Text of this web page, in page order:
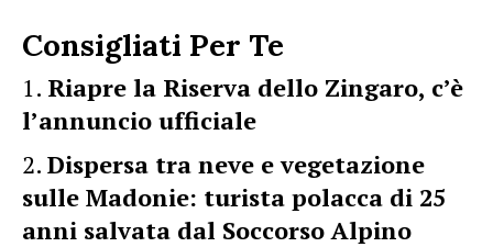
Consigliati Per Te
Riapre la Riserva dello Zingaro, c’è
l’annuncio ufficiale
Dispersa tra neve e vegetazione
sulle Madonie: turista polacca di 25
anni salvata dal Soccorso Alpino